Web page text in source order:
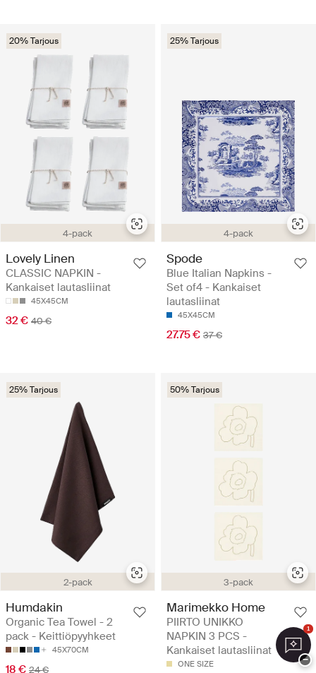
4-pack
20% Tarjous
Lovely Linen
CLASSIC NAPKIN -
Kankaiset lautasliinat
45X45CM
32 € 40 €
4-pack
25% Tarjous
Spode
Blue Italian Napkins -
Set of4 - Kankaiset
lautasliinat
45X45CM
27.75 € 37 €
2-pack
25% Tarjous
Humdakin
Organic Tea Towel - 2
pack - Keittiöpyyhkeet
45X70CM
18 € 24 €
3-pack
50% Tarjous
Marimekko Home
PIIRTO UNIKKO
NAPKIN 3 PCS -
Kankaiset lautasliinat
ONE SIZE
1
−